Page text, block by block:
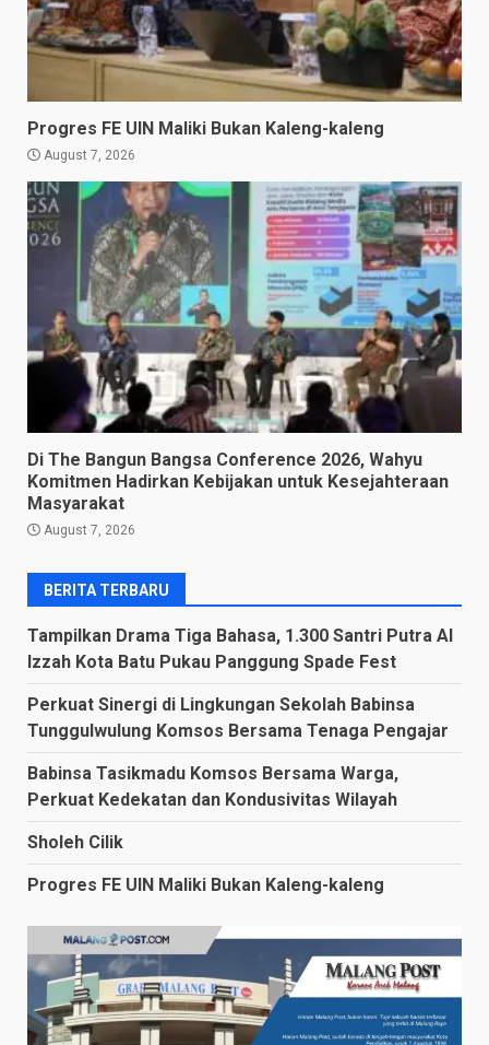
Progres FE UIN Maliki Bukan Kaleng-kaleng
August 7, 2026
Di The Bangun Bangsa Conference 2026, Wahyu
Komitmen Hadirkan Kebijakan untuk Kesejahteraan
Masyarakat
August 7, 2026
BERITA TERBARU
Tampilkan Drama Tiga Bahasa, 1.300 Santri Putra Al
Izzah Kota Batu Pukau Panggung Spade Fest
Perkuat Sinergi di Lingkungan Sekolah Babinsa
Tunggulwulung Komsos Bersama Tenaga Pengajar
Babinsa Tasikmadu Komsos Bersama Warga,
Perkuat Kedekatan dan Kondusivitas Wilayah
Sholeh Cilik
Progres FE UIN Maliki Bukan Kaleng-kaleng